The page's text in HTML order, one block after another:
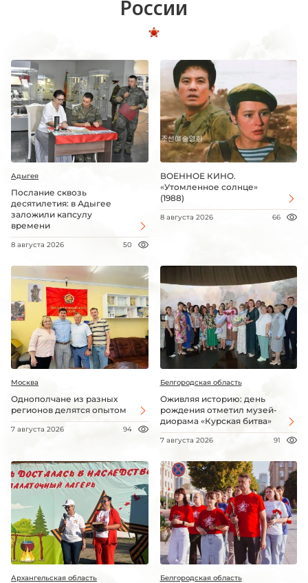
России
Адыгея
Послание сквозь
десятилетия: в Адыгее
заложили капсулу
времени
8 августа 2026 50
ВОЕННОЕ КИНО.
«Утомленное солнце»
(1988)
8 августа 2026 66
Москва
Однополчане из разных
регионов делятся опытом
7 августа 2026 94
Белгородская область
Оживляя историю: день
рождения отметил музей-
диорама «Курская битва»
7 августа 2026 91
Архангельская область Белгородская область